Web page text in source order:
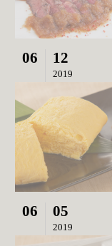
06 12
2019
06 05
2019